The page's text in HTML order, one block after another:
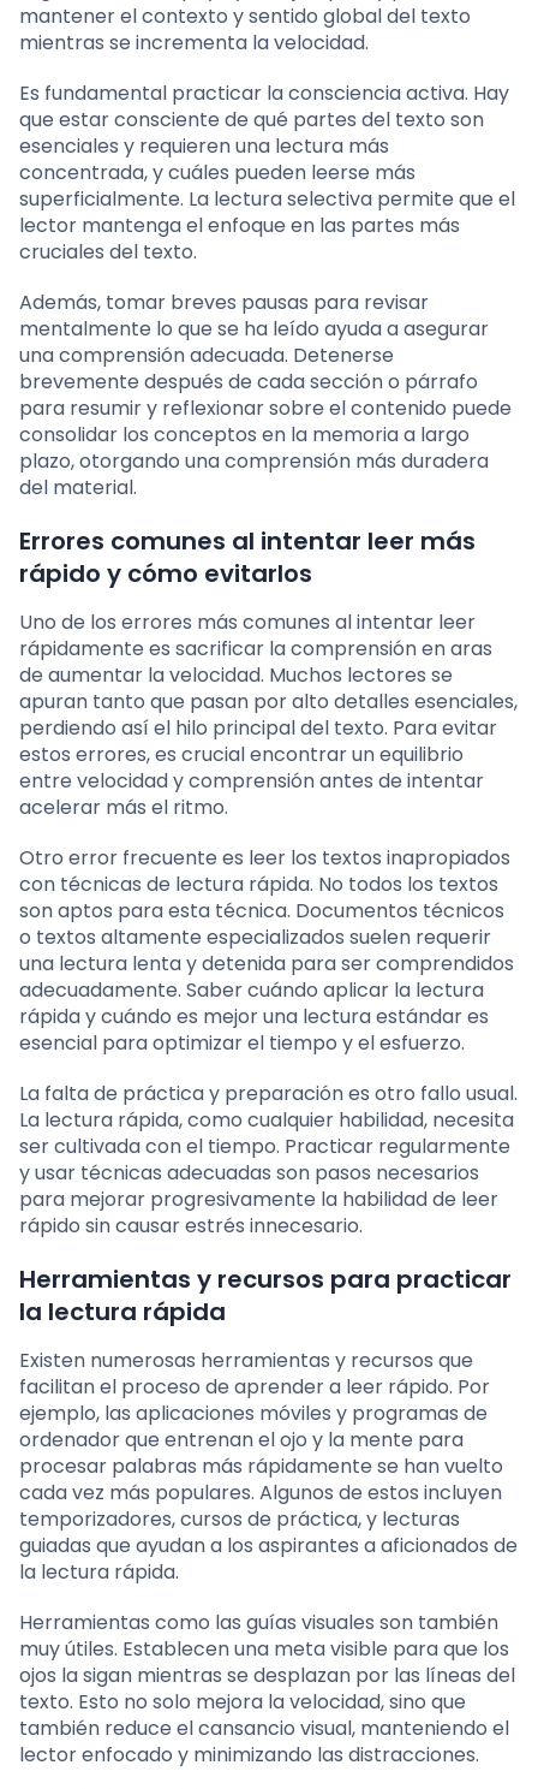
mantener el contexto y sentido global del texto
mientras se incrementa la velocidad.
Es fundamental practicar la consciencia activa. Hay
que estar consciente de qué partes del texto son
esenciales y requieren una lectura más
concentrada, y cuáles pueden leerse más
superficialmente. La lectura selectiva permite que el
lector mantenga el enfoque en las partes más
cruciales del texto.
Además, tomar breves pausas para revisar
mentalmente lo que se ha leído ayuda a asegurar
una comprensión adecuada. Detenerse
brevemente después de cada sección o párrafo
para resumir y reflexionar sobre el contenido puede
consolidar los conceptos en la memoria a largo
plazo, otorgando una comprensión más duradera
del material.
Errores comunes al intentar leer más
rápido y cómo evitarlos
Uno de los errores más comunes al intentar leer
rápidamente es sacrificar la comprensión en aras
de aumentar la velocidad. Muchos lectores se
apuran tanto que pasan por alto detalles esenciales,
perdiendo así el hilo principal del texto. Para evitar
estos errores, es crucial encontrar un equilibrio
entre velocidad y comprensión antes de intentar
acelerar más el ritmo.
Otro error frecuente es leer los textos inapropiados
con técnicas de lectura rápida. No todos los textos
son aptos para esta técnica. Documentos técnicos
o textos altamente especializados suelen requerir
una lectura lenta y detenida para ser comprendidos
adecuadamente. Saber cuándo aplicar la lectura
rápida y cuándo es mejor una lectura estándar es
esencial para optimizar el tiempo y el esfuerzo.
La falta de práctica y preparación es otro fallo usual.
La lectura rápida, como cualquier habilidad, necesita
ser cultivada con el tiempo. Practicar regularmente
y usar técnicas adecuadas son pasos necesarios
para mejorar progresivamente la habilidad de leer
rápido sin causar estrés innecesario.
Herramientas y recursos para practicar
la lectura rápida
Existen numerosas herramientas y recursos que
facilitan el proceso de aprender a leer rápido. Por
ejemplo, las aplicaciones móviles y programas de
ordenador que entrenan el ojo y la mente para
procesar palabras más rápidamente se han vuelto
cada vez más populares. Algunos de estos incluyen
temporizadores, cursos de práctica, y lecturas
guiadas que ayudan a los aspirantes a aficionados de
la lectura rápida.
Herramientas como las guías visuales son también
muy útiles. Establecen una meta visible para que los
ojos la sigan mientras se desplazan por las líneas del
texto. Esto no solo mejora la velocidad, sino que
también reduce el cansancio visual, manteniendo el
lector enfocado y minimizando las distracciones.